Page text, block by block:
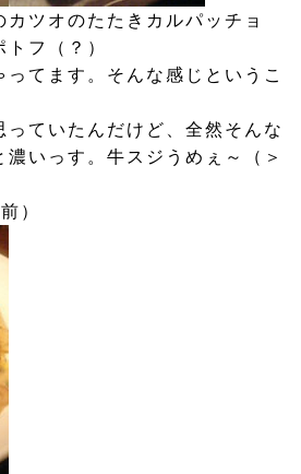
カツオのたたきカルパッチョ
トフ（？）
てます。そんな感じというこ
っていたんだけど、全然そんな
いっす。牛スジうめぇ～（＞
）